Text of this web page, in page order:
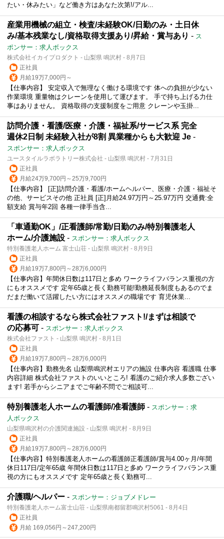
たい・休みたい」など働き方はあなた次第!/アル...
産業用機械の組立・検査/未経験OK/日勤のみ・土日休
み/基本残業なし/資格取得支援あり/昇給・賞与あり - ス
ポンサー：求人ボックス
株式会社イカイプロダクト - 山梨県 鳴沢村 - 8月7日
正社員
月給19万7,000円～
【仕事内容】 安定収入で無理なく働ける環境です 体への負担が少ない
作業環境 重量物はクレーンを使用して運びます。 手で持ち上げる力仕
事はありません。 資格取得の支援制度をご用意 クレーンや玉掛...
訪問介護・看護/医療・介護・福祉系/サービス系 完全
週休2日制 未経験入社が8割 異業種からも大歓迎 Je -
スポンサー：求人ボックス
ユースタイルラボラトリー株式会社 - 山梨県 鳴沢村 - 7月31日
正社員
月給24万9,700円～25万9,700円
【仕事内容】 [正]訪問介護・看護/ホームヘルパー、医療・介護・福祉そ
の他、サービスその他 正社員 [正]月給24.97万円～25.97万円 交通費:全
額支給 賞与年2回 各種一律手当含...
「車通勤OK」/正看護師/常勤/日勤のみ/特別養護老人
ホーム/介護施設 - スポンサー：求人ボックス
特別養護老人ホーム 富士山荘 - 山梨県 鳴沢村 - 8月9日
正社員
月給19万7,800円～28万6,000円
【仕事内容】年間休日数は117日と多め ワークライフバランス重視の方
にもオススメです 定年65歳と長く勤務可能!勤務延長制度もあるのでま
だまだ働いて活躍したい方にはオススメの職場です 育児休業...
看護の相談するなら株式会社ファスト!/まずは相談で
の応募可 - スポンサー：求人ボックス
株式会社ファスト - 山梨県 鳴沢村 - 8月1日
正社員
月給19万7,800円～28万6,000円
【仕事内容】勤務先名 山梨県鳴沢村エリアの施設 仕事内容 看護職 仕事
内容詳細 株式会社ファストのいいところ! 看護のご紹介求人多数ござい
ます! 若手からシニアまでご年齢不問でご相談可...
特別養護老人ホームの看護師/准看護師 - スポンサー：求
人ボックス
山梨県鳴沢村の介護関連施設 - 山梨県 鳴沢村 - 8月9日
正社員
月給19万7,800円～28万6,000円
【仕事内容】特別養護老人ホームの看護師正看護師/賞与4.00ヶ月/年間
休日117日/定年65歳 年間休日数は117日と多め ワークライフバランス重
視の方にもオススメです 定年65歳と長く勤務可...
介護職/ヘルパー - スポンサー：ジョブメドレー
特別養護老人ホーム富士山荘 - 山梨県南都留郡鳴沢村5061 - 8月4日
正社員
月給 169,056円～247,200円